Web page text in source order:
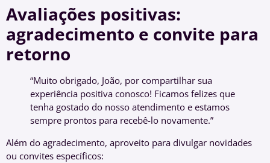
Avaliações positivas:
agradecimento e convite para
retorno
“Muito obrigado, João, por compartilhar sua
experiência positiva conosco! Ficamos felizes que
tenha gostado do nosso atendimento e estamos
sempre prontos para recebê-lo novamente.”
Além do agradecimento, aproveito para divulgar novidades
ou convites específicos: